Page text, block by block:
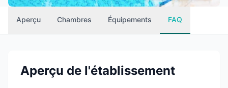
Aperçu Chambres Équipements FAQ
Aperçu de l'établissement